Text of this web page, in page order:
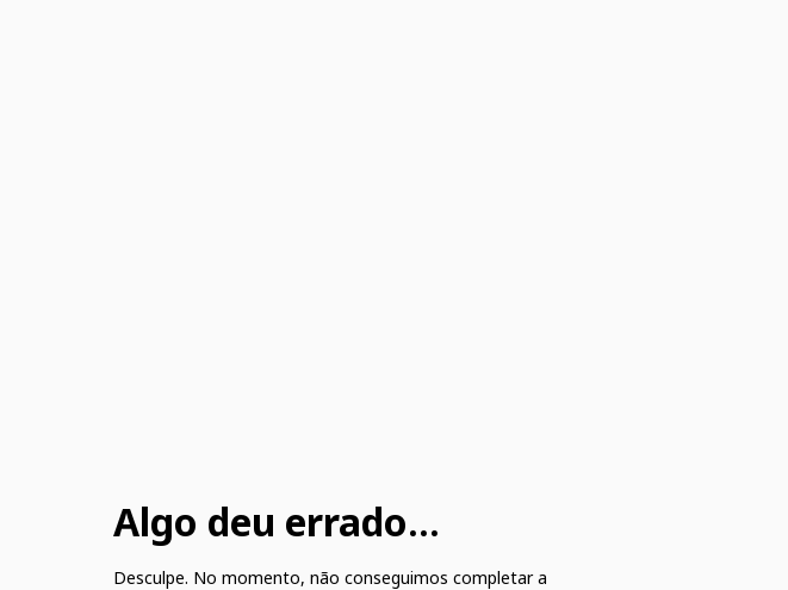
Algo deu errado...
Desculpe. No momento, não conseguimos completar a